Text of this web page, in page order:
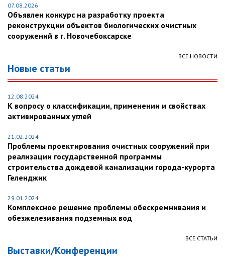
07.08.2026
Объявлен конкурс на разработку проекта
реконструкции объектов биологических очистных
сооружений в г. Новочебоксарске
ВСЕ НОВОСТИ
Новые статьи
12.08.2024
К вопросу о классификации, применении и свойствах
активированных углей
21.02.2024
Проблемы проектирования очистных сооружений при
реализации государственной программы
строительства дождевой канализации города-курорта
Геленджик
29.01.2024
Комплексное решение проблемы обескремнивания и
обезжелезивания подземных вод
ВСЕ СТАТЬИ
Выставки/Конференции